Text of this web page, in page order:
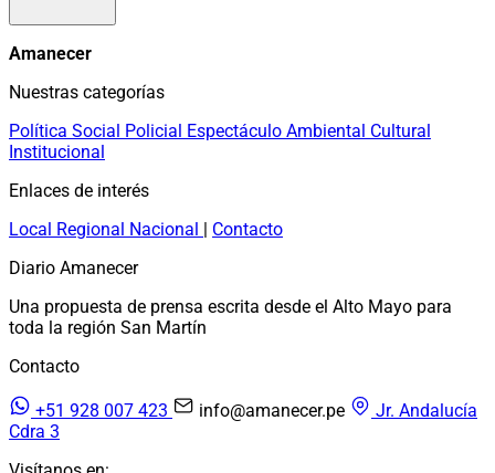
Amanecer
Nuestras categorías
Política Social Policial Espectáculo Ambiental Cultural
Institucional
Enlaces de interés
Local Regional Nacional | Contacto
Diario Amanecer
Una propuesta de prensa escrita desde el Alto Mayo para
toda la región San Martín
Contacto
+51 928 007 423 info@amanecer.pe
Jr. Andalucía
Cdra 3